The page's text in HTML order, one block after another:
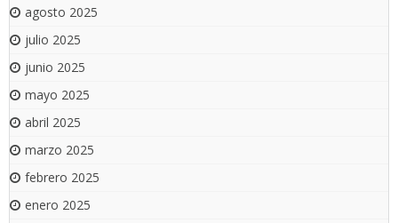
agosto 2025
julio 2025
junio 2025
mayo 2025
abril 2025
marzo 2025
febrero 2025
enero 2025